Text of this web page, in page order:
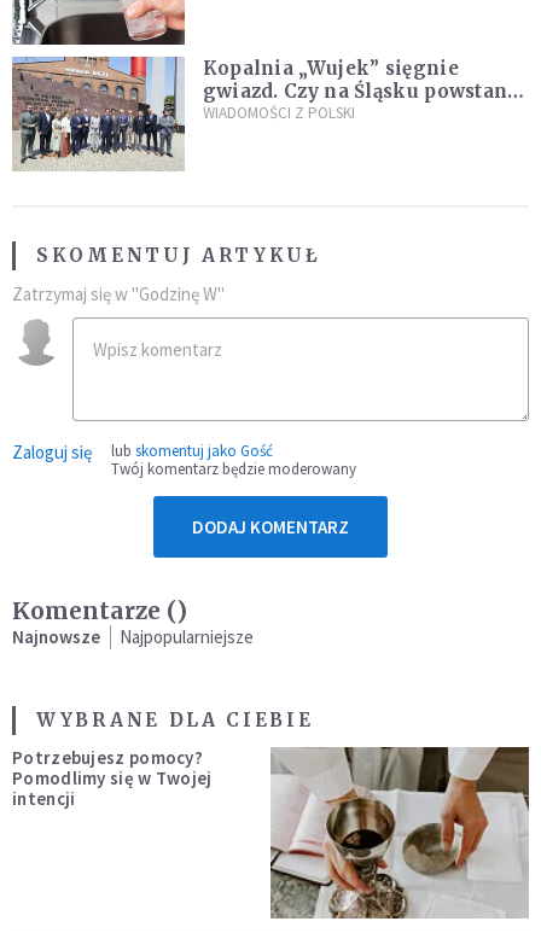
Kopalnia „Wujek” sięgnie
gwiazd. Czy na Śląsku powstanie
„Dolina Krzemowa”?
WIADOMOŚCI Z POLSKI
SKOMENTUJ ARTYKUŁ
Zatrzymaj się w "Godzinę W"
Zaloguj się lub skomentuj jako Gość
Twój komentarz będzie moderowany
DODAJ KOMENTARZ
Komentarze ()
Najnowsze Najpopularniejsze
WYBRANE DLA CIEBIE
Potrzebujesz pomocy?
Pomodlimy się w Twojej
intencji